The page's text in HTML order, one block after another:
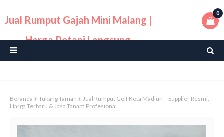
Jual Rumput Gajah Mini Malang |
Harga Petani Langsung
0
Beranda Tukang Taman
Jual Rumput Golf Kota Madiun – Supplier Resmi,
Harga Terbaru & Jasa Tanam Profesional